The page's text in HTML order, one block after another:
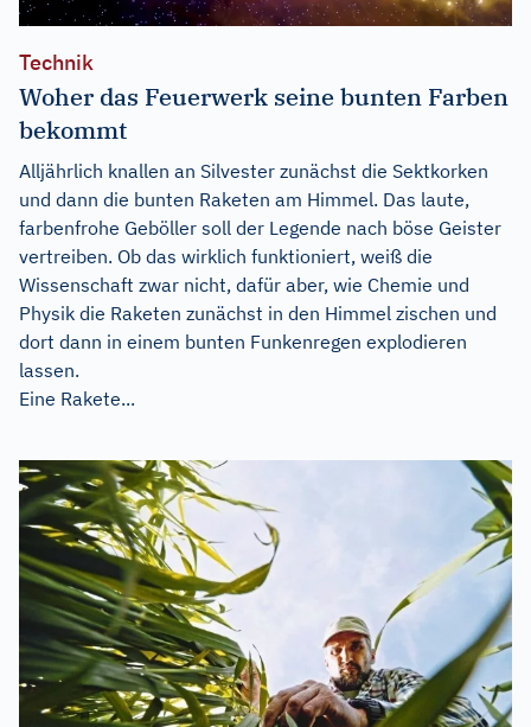
Technik
Woher das Feuerwerk seine bunten Farben
bekommt
Alljährlich knallen an Silvester zunächst die Sektkorken
und dann die bunten Raketen am Himmel. Das laute,
farbenfrohe Geböller soll der Legende nach böse Geister
vertreiben. Ob das wirklich funktioniert, weiß die
Wissenschaft zwar nicht, dafür aber, wie Chemie und
Physik die Raketen zunächst in den Himmel zischen und
dort dann in einem bunten Funkenregen explodieren
lassen.
Eine Rakete...